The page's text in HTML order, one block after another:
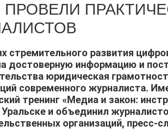
ПРОВЕЛИ
стремительного развития
достоверную информацию и
юридическая
современного журналиста.
тренинг «Медиа и закон:
и объединил
организаций, пресс-